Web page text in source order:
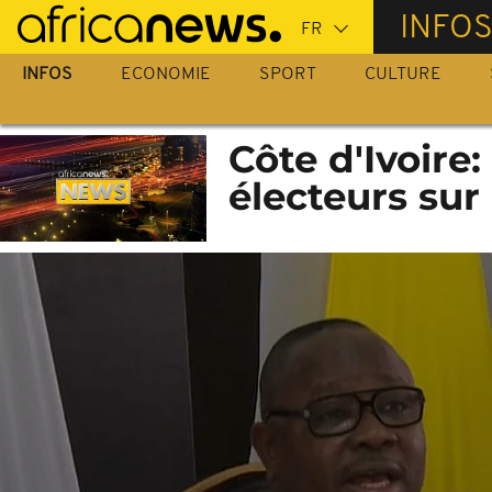
Passer
au
contenu
INFOS
INFOS ECONOMIE SPORT CULTURE
Côte
électeurs sur